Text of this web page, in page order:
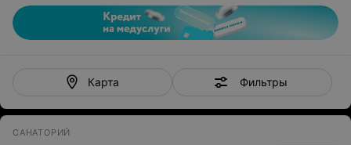
Карта Фильтры
САНАТОРИЙ